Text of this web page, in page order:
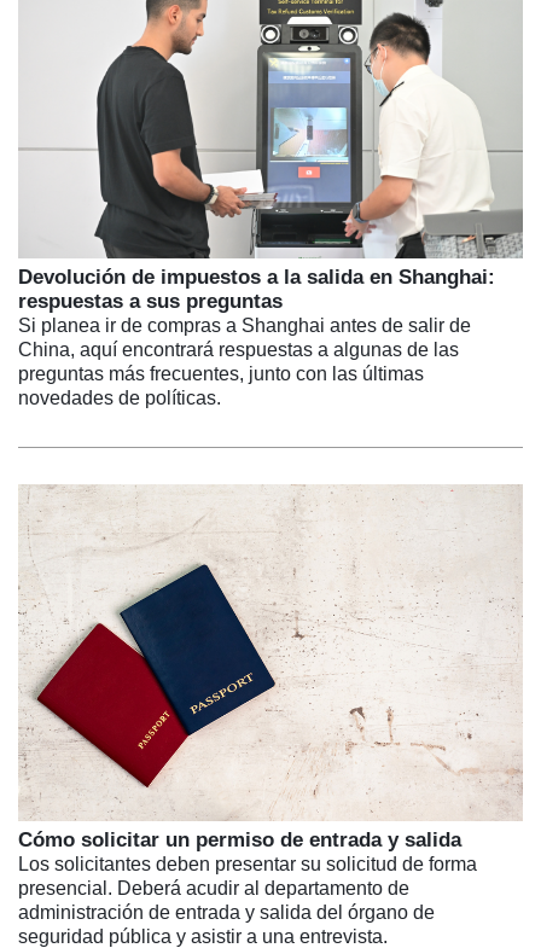
Devolución de impuestos a la salida en Shanghai:
respuestas a sus preguntas
Si planea ir de compras a Shanghai antes de salir de
China, aquí encontrará respuestas a algunas de las
preguntas más frecuentes, junto con las últimas
novedades de políticas.
Cómo solicitar un permiso de entrada y salida
Los solicitantes deben presentar su solicitud de forma
presencial. Deberá acudir al departamento de
administración de entrada y salida del órgano de
seguridad pública y asistir a una entrevista.